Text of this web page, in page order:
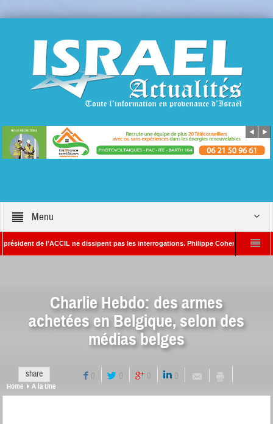
Menu
de l’ACCIL ne dissipent pas les interrogations. Philippe Cohen annonce se
Charlie Hebdo: des armes
achetées en Belgique, selon des
médias belges
share 0 0 0 0
Home A la Une